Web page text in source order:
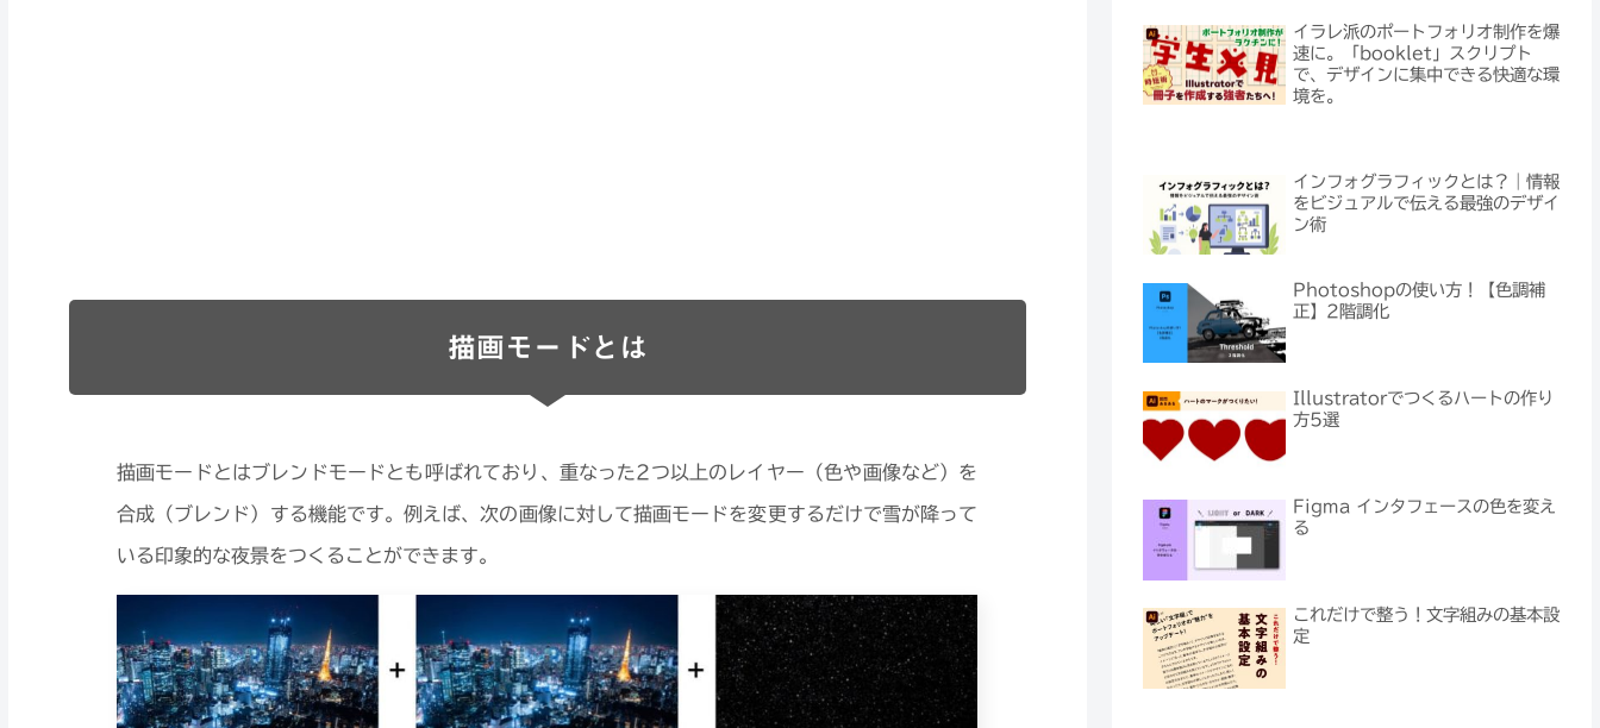
描画モードとは
描画モードとはブレンドモードとも呼ばれており、重なった2つ以上のレイヤー（色や画像など）を
合成（ブレンド）する機能です。例えば、次の画像に対して描画モードを変更するだけで雪が降って
いる印象的な夜景をつくることができます。
イラレ派のポートフォリオ制作を爆
速に。「booklet」スクリプト
で、デザインに集中できる快適な環
境を。
インフォグラフィックとは？｜情報
をビジュアルで伝える最強のデザイ
ン術
Photoshopの使い方！【色調補
正】2階調化
Illustratorでつくるハートの作り
方5選
Figma インタフェースの色を変え
る
これだけで整う！文字組みの基本設
定